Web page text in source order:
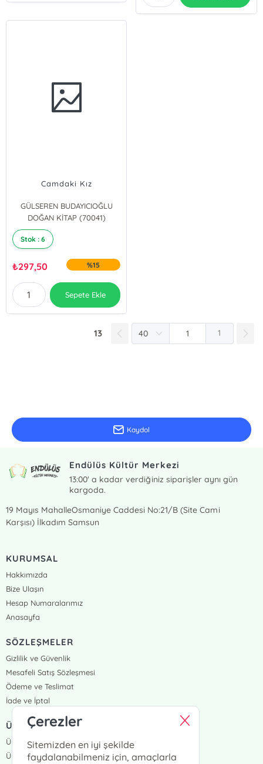
Camdaki Kız
GÜLSEREN BUDAYICIOĞLU
DOĞAN KİTAP (70041)
Stok : 6
₺297,50 %15
Sepete Ekle
13 1
Kaydol
Endülüs Kültür Merkezi
13:00' a kadar verdiğiniz siparişler aynı gün
kargoda.
19 Mayıs MahalleOsmaniye Caddesi No:21/B (Site Cami
Karşısı) İlkadım Samsun
KURUMSAL
Hakkımızda
Bize Ulaşın
Hesap Numaralarımız
Anasayfa
SÖZLEŞMELER
Gizlilik ve Güvenlik
Mesafeli Satış Sözleşmesi
Ödeme ve Teslimat
İade ve İptal
ÜYELİK VE SİPARİŞ
Üye Girişi
Üye Ol
Çerezler
Sitemizden en iyi şekilde
faydalanabilmeniz için, amaçlarla